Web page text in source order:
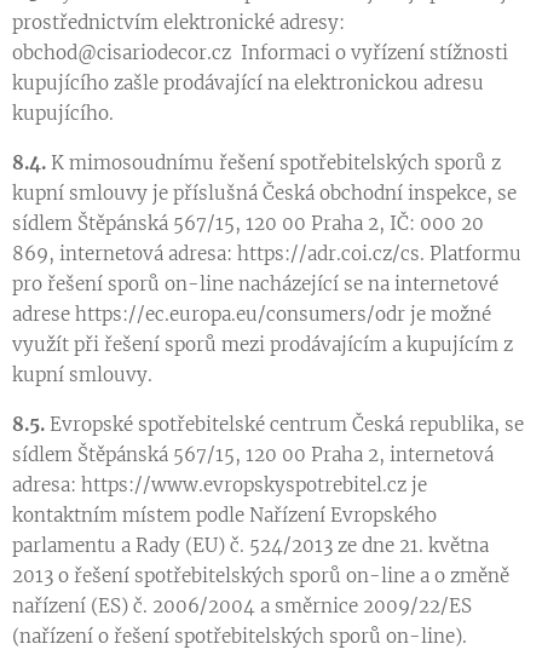
prostřednictvím elektronické adresy:
obchod@cisariodecor.cz Informaci o vyřízení stížnosti
kupujícího zašle prodávající na elektronickou adresu
kupujícího.
8.4. K mimosoudnímu řešení spotřebitelských sporů z
kupní smlouvy je příslušná Česká obchodní inspekce, se
sídlem Štěpánská 567/15, 120 00 Praha 2, IČ: 000 20
869, internetová adresa: https://adr.coi.cz/cs. Platformu
pro řešení sporů on-line nacházející se na internetové
adrese https://ec.europa.eu/consumers/odr je možné
využít při řešení sporů mezi prodávajícím a kupujícím z
kupní smlouvy.
8.5. Evropské spotřebitelské centrum Česká republika, se
sídlem Štěpánská 567/15, 120 00 Praha 2, internetová
adresa: https://www.evropskyspotrebitel.cz je
kontaktním místem podle Nařízení Evropského
parlamentu a Rady (EU) č. 524/2013 ze dne 21. května
2013 o řešení spotřebitelských sporů on-line a o změně
nařízení (ES) č. 2006/2004 a směrnice 2009/22/ES
(nařízení o řešení spotřebitelských sporů on-line).